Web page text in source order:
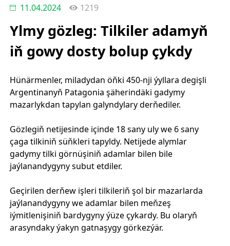
11.04.2024 1219
Ylmy gözleg: Tilkiler adamyň
iň gowy dosty bolup çykdy
Hünärmenler, miladydan öňki 450-nji ýyllara degişli
Argentinanyň Patagonia şäherindäki gadymy
mazarlykdan tapylan galyndylary derňediler.
Gözlegiň netijesinde içinde 18 sany uly we 6 sany
çaga tilkiniň süňkleri tapyldy. Netijede alymlar
gadymy tilki görnüşiniň adamlar bilen bile
jaýlanandygyny subut etdiler.
Geçirilen derňew işleri tilkileriň şol bir mazarlarda
jaýlanandygyny we adamlar bilen meňzeş
iýmitlenişiniň bardygyny ýüze çykardy. Bu olaryň
arasyndaky ýakyn gatnaşygy görkezýär.